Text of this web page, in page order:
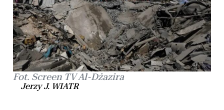
Fot. Screen TV Al-Dżazira
Jerzy J. WIATR